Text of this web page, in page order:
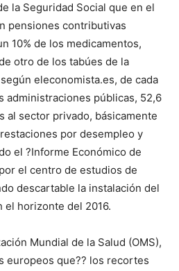
la Seguridad Social que en el
pensiones contributivas
10% de los medicamentos,
otro de los tabúes de la
eleconomista.es, de cada
administraciones públicas, 52,6
al sector privado, básicamente
por desempleo y
el ?Informe Económico de
el centro de estudios de
descartable la instalación del
el horizonte del 2016.
Mundial de la Salud (OMS),
europeos que?? los recortes